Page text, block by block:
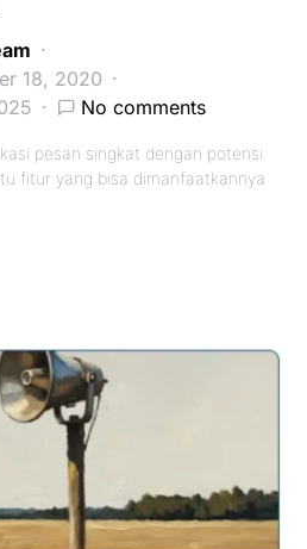
18, 2020
No comments
pesan singkat dengan potensi
fitur yang bisa dimanfaatkannya